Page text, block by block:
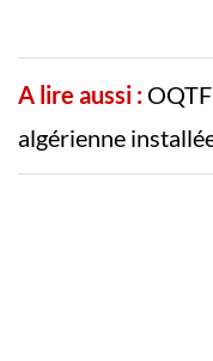
A lire aussi :
algérienne